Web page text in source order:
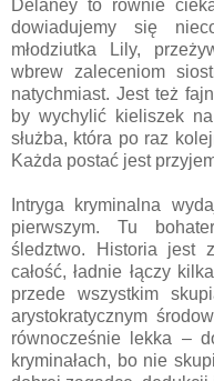
Delaney to równie
dowiadujemy się
młodziutka Lily,
wbrew zaleceniom
natychmiast. Jest też
by wychylić kieliszek
służba, która po raz
Każda postać jest
Intryga kryminalna
pierwszym. Tu
śledztwo. Historia jest
całość, ładnie łączy
przede wszystkim
arystokratycznym
równocześnie lekka –
kryminałach, bo nie